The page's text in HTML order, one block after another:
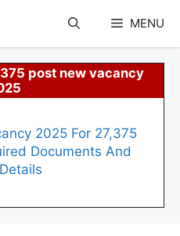
MENU
post new vacancy
2025 For 27,375
Documents And